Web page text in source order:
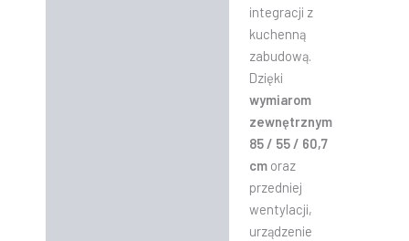
integracji z
kuchenną
zabudową.
Dzięki
wymiarom
zewnętrznym
85 / 55 / 60,7
cmoraz
przedniej
wentylacji,
urządzenie